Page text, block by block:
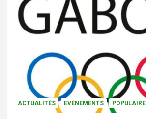
ACTUALITÉS EVÉNEMENTS POPULAIRE